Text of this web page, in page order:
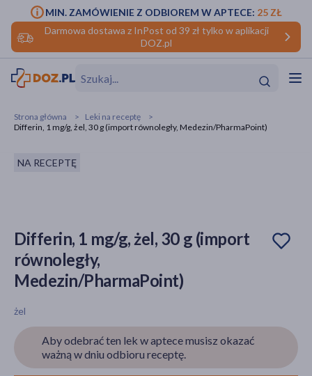
Darmowa dostawa z InPost od 39 zł tylko w aplikacji
DOZ.pl
MIN. ZAMÓWIENIE Z ODBIOREM W APTECE: 25 ZŁ
Hit
makijażu
Strona główna
Leki na receptę
Differin, 1 mg/g, żel, 30 g (import równoległy, Medezin/PharmaPoint)
NA RECEPTĘ
Differin, 1 mg/g, żel, 30 g (import
równoległy,
Medezin/PharmaPoint)
żel
Aby odebrać ten lek w aptece musisz okazać
ważną w dniu odbioru receptę.